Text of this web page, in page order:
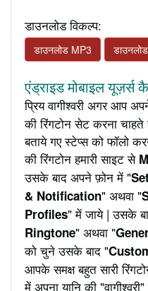
डाउनलोड विकल्प:
डाउनलोड MP3
एंड्राइड मोबाइल यूज़र्स
प्रिय वागीश्वरी अगर आप
की रिंगटोन सेट करना
बताये गए स्टेप्स को फॉलो
की रिंगटोन हमारी साइट से
उसके बाद अपने फ़ोन में "
& Notification" अथवा "
Profiles" में जाये | उसके
Ringtone" अथवा "
को चुने उसके बाद "
आपके समक्ष बहुत सारी
में अपना यानि की